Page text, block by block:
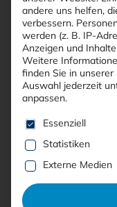
Breadcrumb-
STARTSEITE BARD
Alle
Schlagwort
andere uns helfen,
verbessern.
werden (z. B. IP-
Anzeigen und
Weitere
finden Sie in unserer
Auswahl jederzeit
anpassen.
Es folgt eine
Essenziell
Statistiken
Externe Medien